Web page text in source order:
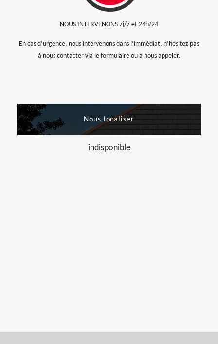
NOUS INTERVENONS 7j/7 et 24h/24
En cas d’urgence, nous intervenons dans l’immédiat, n’hésitez pas
à nous contacter via le formulaire ou à nous appeler.
Nous localiser
indisponible